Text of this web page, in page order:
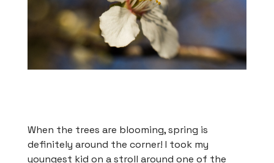
When the trees are blooming, spring is
definitely around the corner! I took my
youngest kid on a stroll around one of the